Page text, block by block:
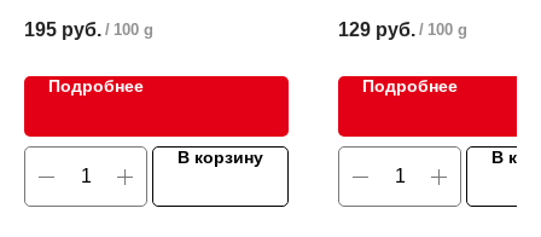
остринка
195 руб. / 100 g
Подробнее
В корзину
из филе свинины. Прекрасное
129 руб. / 100 g
Подробнее
В